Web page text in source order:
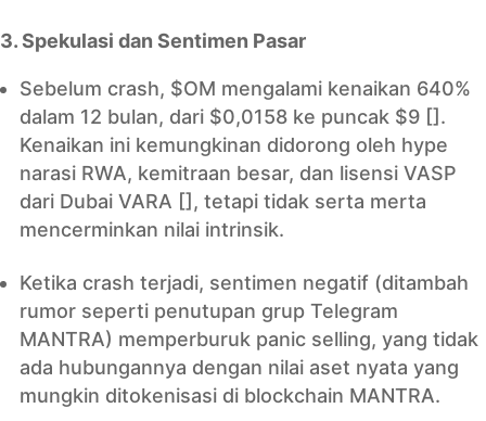
3. Spekulasi dan Sentimen Pasar
Sebelum crash, $OM mengalami kenaikan 640%
dalam 12 bulan, dari $0,0158 ke puncak $9 [].
Kenaikan ini kemungkinan didorong oleh hype
narasi RWA, kemitraan besar, dan lisensi VASP
dari Dubai VARA [], tetapi tidak serta merta
mencerminkan nilai intrinsik.
Ketika crash terjadi, sentimen negatif (ditambah
rumor seperti penutupan grup Telegram
MANTRA) memperburuk panic selling, yang tidak
ada hubungannya dengan nilai aset nyata yang
mungkin ditokenisasi di blockchain MANTRA.